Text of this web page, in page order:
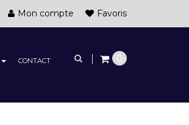
Mon compte Favoris
CONTACT 0